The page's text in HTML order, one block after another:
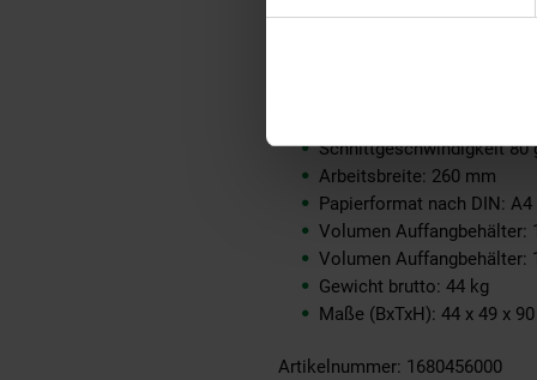
Schnittgeschwindigkeit 80
Arbeitsbreite: 260 mm
Papierformat nach DIN: A4
Volumen Auffangbehälter:
Volumen Auffangbehälter:
Gewicht brutto: 44 kg
Maße (BxTxH): 44 x 49 x
Artikelnummer: 1680456000